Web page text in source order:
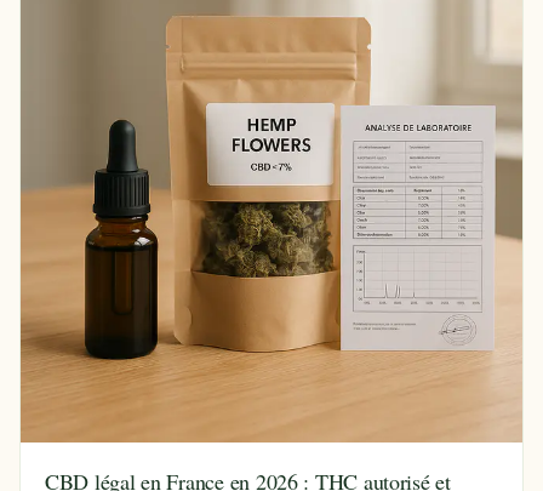
CBD légal en France en 2026 : THC autorisé et